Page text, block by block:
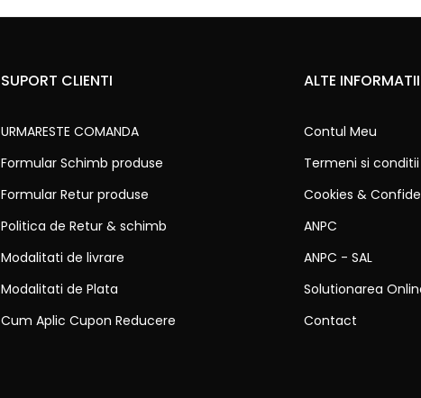
SUPORT CLIENTI
URMARESTE COMANDA
Formular Schimb produse
Formular Retur produse
Politica de Retur & schimb
Modalitati de livrare
Modalitati de Plata
Cum Aplic Cupon Reducere
ALTE INFORMATII
Contul Meu
Termeni si conditii
Cookies &
ANPC
ANPC - SAL
Solutionarea
Contact